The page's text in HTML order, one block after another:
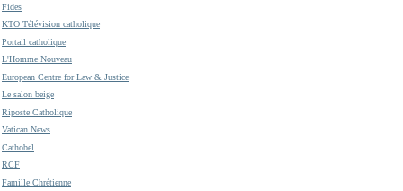
Fides
KTO Télévision catholique
Portail catholique
L'Homme Nouveau
European Centre for Law & Justice
Le salon beige
Riposte Catholique
Vatican News
Cathobel
RCF
Famille Chrétienne